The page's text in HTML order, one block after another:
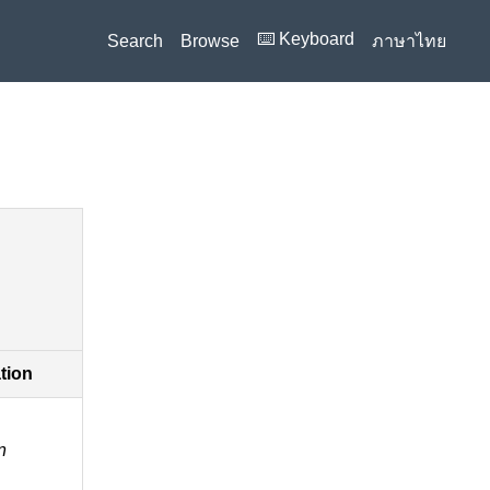
Search Browse ⌨️ Keyboard ภาษาไทย